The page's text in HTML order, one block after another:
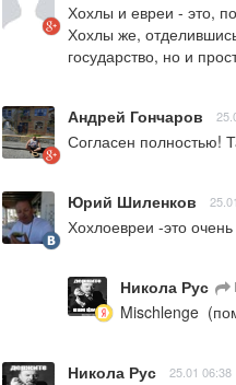
Хохлы и евреи - это,
Хохлы же,
государство, но и
Андрей Гончаров
Согласен полностью!
Юрий Шиленков
Хохлоевреи -это
Никола Рус
Mischlenge
Никола Рус 25.01 06:38